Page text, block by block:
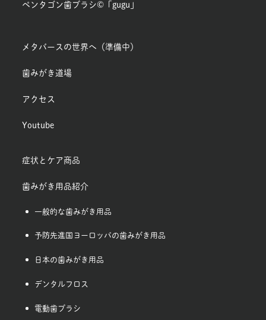
ペンタゴン歯ブラシ©「gugu」
メタバースの世界へ（準備中）
歯みがき道場
アクセス
Youtube
症状とケア商品
歯みがき用品紹介
一般的な歯みがき用品
予防先進国ヨーロッパの歯みがき用品
日本の歯みがき用品
デンタルフロス
電動歯ブラシ